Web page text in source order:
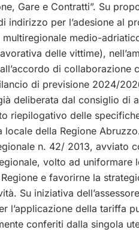
Gare e Contratti”. Su
indirizzo per l’adesione al
medio-
delle vittime),
di collaborazione
di previsione 2024/
deliberata dal consiglio di
riepilogativo delle
della Regione
n. 42/ 2013, avviato
volto ad uniformare
e favorirne la
Su iniziativa
l’applicazione della tariffa
conferiti dalla singola